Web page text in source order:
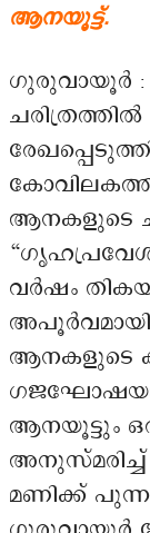
ആനയൂട്ട്.
ഗുരുവായൂർ :
ആനകളുടെ
വർഷം
ആനകളുടെ
ആനയൂട്ടും
അനുസ്മരിച്ച്
മണിക്ക്